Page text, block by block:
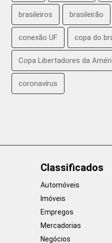
brasileiros brasileirão
conexão UF copa do
Copa Libertadores da
coronavírus
Classificados
Automóveis
Imóveis
Empregos
Mercadorias
Negócios